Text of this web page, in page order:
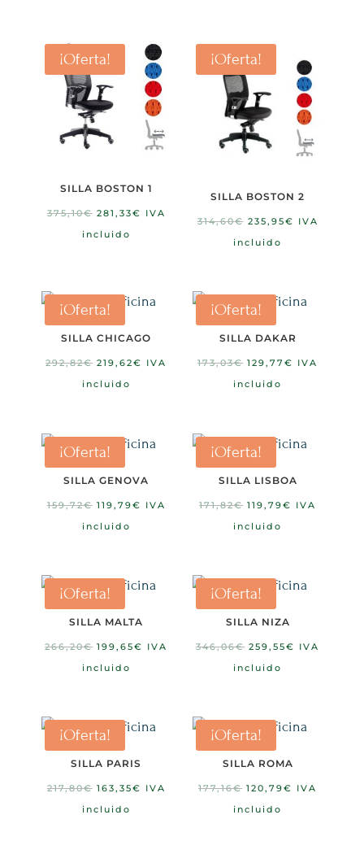
266,20€.
¡Oferta!
SILLA BOSTON 1
375,10€ El
precio
375,10€.
281,33€ El
IVA
incluido
¡Oferta!
SILLA BOSTON 2
314,60€ El
precio
314,60€.
235,95€ El
235,95€.
IVA
incluido
¡Oferta!
SILLA CHICAGO
292,82€ El
precio
292,82€.
219,62€ El
219,62€.
IVA
incluido
¡Oferta!
SILLA DAKAR
173,03€ El
precio
173,03€.
129,77€ El
129,77€.
IVA
incluido
¡Oferta!
SILLA GENOVA
159,72€ El
precio
159,72€.
119,79€ El
119,79€.
IVA
incluido
¡Oferta!
SILLA LISBOA
171,82€ El
precio
171,82€.
119,79€ El
119,79€.
IVA
incluido
¡Oferta!
SILLA MALTA
266,20€ El
precio
266,20€.
199,65€ El
199,65€.
IVA
incluido
¡Oferta!
SILLA NIZA
346,06€ El
precio
346,06€.
259,55€ El
259,55€.
IVA
incluido
¡Oferta!
SILLA PARIS
217,80€ El
precio
163,35€ El
IVA
incluido
¡Oferta!
SILLA ROMA
177,16€ El
precio
120,79€ El
IVA
incluido